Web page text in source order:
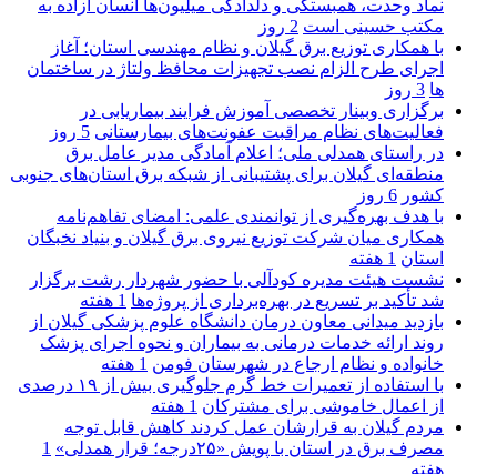
نماد وحدت، همبستگی و دلدادگی میلیون‌ها انسان آزاده به
مکتب حسینی است 2 روز
با همکاری توزیع برق گیلان و نظام مهندسی استان؛ آغاز
اجرای طرح الزام نصب تجهیزات محافظ ولتاژ در ساختمان
ها 3 روز
برگزاری وبینار تخصصی آموزش فرایند بیماریابی در
فعالیت‌های نظام مراقبت عفونت‌های بیمارستانی 5 روز
در راستای همدلی ملی؛ اعلام آمادگی مدیر عامل برق
منطقه‌ای گیلان برای پشتیبانی از شبكه برق استان‌های جنوبی
كشور 6 روز
با هدف بهره‌گیری از توانمندی علمی: امضای تفاهم‌نامه
همكاری میان شركت توزیع نیروی برق گیلان و بنیاد نخبگان
استان 1 هفته
نشست هیئت مدیره کودآلی با حضور شهردار رشت برگزار
شد تأکید بر تسریع در بهره‌برداری از پروژه‌ها 1 هفته
بازدید میدانی معاون درمان دانشگاه علوم پزشکی گیلان از
روند ارائه خدمات درمانی به بیماران و نحوه اجرای پزشک
خانواده و نظام ارجاع در شهرستان فومن 1 هفته
با استفاده از تعمیرات خط گرم جلوگیری بیش از ۱۹ درصدی
از اعمال خاموشی برای مشتركان 1 هفته
مردم گیلان به قرارشان عمل کردند كاهش قابل توجه
مصرف برق در استان با پویش «۲۵درجه؛ قرار همدلی»
1
هفته